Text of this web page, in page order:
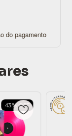
do pagamento
43% OFF